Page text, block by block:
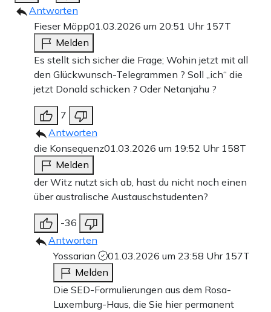
Antworten
Fieser Möpp01.03.2026 um 20:51 Uhr 157T
Melden
Es stellt sich sicher die Frage; Wohin jetzt mit all
den Glückwunsch-Telegrammen ? Soll „ich“ die
jetzt Donald schicken ? Oder Netanjahu ?
7
Antworten
die Konsequenz01.03.2026 um 19:52 Uhr 158T
Melden
der Witz nutzt sich ab, hast du nicht noch einen
über australische Austauschstudenten?
-36
Antworten
Yossarian
01.03.2026 um 23:58 Uhr 157T
Melden
Die SED-Formulierungen aus dem Rosa-
Luxemburg-Haus, die Sie hier permanent